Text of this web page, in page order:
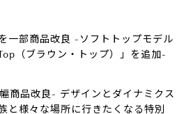
一部商品改良 -ソフトトップモデル
（ブラウン・トップ）」を追加-
商品改良- デザインとダイナミクス
と様々な場所に行きたくなる特別